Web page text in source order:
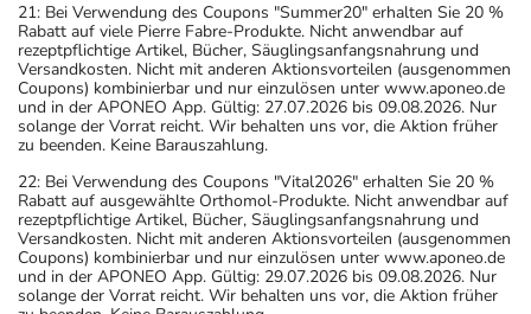
21: Bei Verwendung des Coupons "Summer20" erhalten Sie 20 %
Rabatt auf viele Pierre Fabre-Produkte. Nicht anwendbar auf
rezeptpflichtige Artikel, Bücher, Säuglingsanfangsnahrung und
Versandkosten. Nicht mit anderen Aktionsvorteilen (ausgenommen
Coupons) kombinierbar und nur einzulösen unter www.aponeo.de
und in der APONEO App. Gültig: 27.07.2026 bis 09.08.2026. Nur
solange der Vorrat reicht. Wir behalten uns vor, die Aktion früher
zu beenden. Keine Barauszahlung.
22: Bei Verwendung des Coupons "Vital2026" erhalten Sie 20 %
Rabatt auf ausgewählte Orthomol-Produkte. Nicht anwendbar auf
rezeptpflichtige Artikel, Bücher, Säuglingsanfangsnahrung und
Versandkosten. Nicht mit anderen Aktionsvorteilen (ausgenommen
Coupons) kombinierbar und nur einzulösen unter www.aponeo.de
und in der APONEO App. Gültig: 29.07.2026 bis 09.08.2026. Nur
solange der Vorrat reicht. Wir behalten uns vor, die Aktion früher